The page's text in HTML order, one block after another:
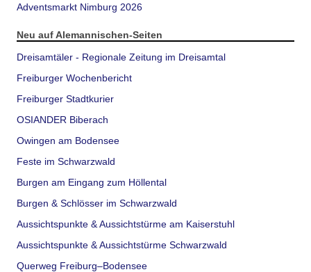
Adventsmarkt Nimburg 2026
Neu auf Alemannischen-Seiten
Dreisamtäler - Regionale Zeitung im Dreisamtal
Freiburger Wochenbericht
Freiburger Stadtkurier
OSIANDER Biberach
Owingen am Bodensee
Feste im Schwarzwald
Burgen am Eingang zum Höllental
Burgen & Schlösser im Schwarzwald
Aussichtspunkte & Aussichtstürme am Kaiserstuhl
Aussichtspunkte & Aussichtstürme Schwarzwald
Querweg Freiburg–Bodensee